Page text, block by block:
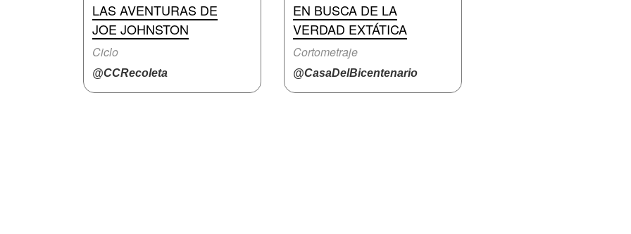
LAS AVENTURAS DE
JOE JOHNSTON
Ciclo
@CCRecoleta
EN BUSCA DE LA
VERDAD EXTÁTICA
Cortometraje
@CasaDelBicentenario